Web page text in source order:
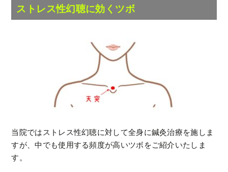
ストレス性幻聴に効くツボ
当院ではストレス性幻聴に対して全身に鍼灸治療を施しま
すが、中でも使用する頻度が高いツボをご紹介いたしま
す。